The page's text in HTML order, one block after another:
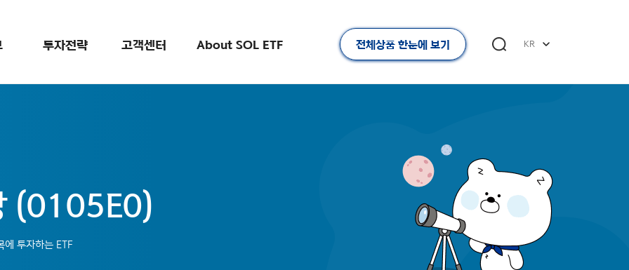
투자전략 고객센터 About SOL ETF 전체상품 한눈에 보기 KR
(0105E0)
투자하는 ETF